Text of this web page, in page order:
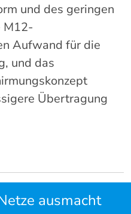
und des geringen
M12-
Aufwand für die
und das
Übertragung
ausmacht